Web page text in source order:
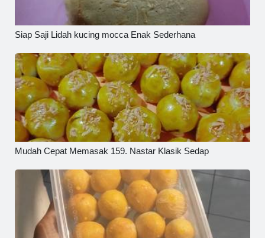
Siap Saji Lidah kucing mocca Enak Sederhana
Mudah Cepat Memasak 159. Nastar Klasik Sedap